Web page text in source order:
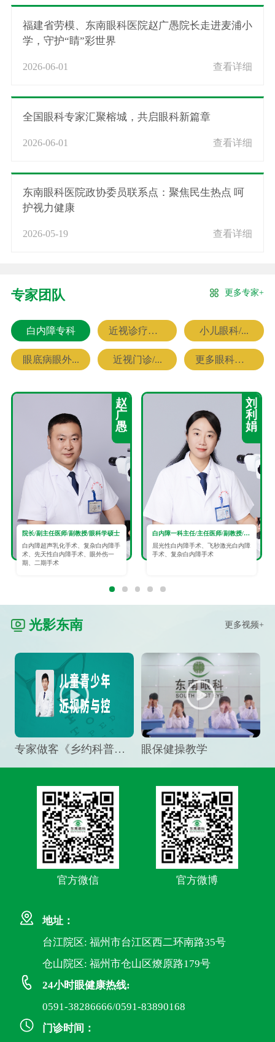
福建省劳模、东南眼科医院赵广愚院长走进麦浦小
学，守护“睛”彩世界
2026-06-01 查看详细
全国眼科专家汇聚榕城，共启眼科新篇章
2026-06-01 查看详细
东南眼科医院政协委员联系点：聚焦民生热点 呵
护视力健康
2026-05-19 查看详细
专家团队 更多专家+
白内障专科 近视诊疗专科 小儿眼科/...
眼底病眼外... 近视门诊/... 更多眼科专家
赵
广
愚
院长/副主任医师/副教授/眼科学硕士
白内障超声乳化手术、复杂白内障手
术、先天性白内障手术、眼外伤一
期、二期手术
刘
利
娟
白内障一科主任/主任医师/副教授/眼科学硕士
屈光性白内障手术、飞秒激光白内障
手术、复杂白内障手术
光影东南 更多视频+
专家做客《乡约科普》栏目，预防孩子近视竟然这么“简单” 眼保健操教学
官方微信 官方微博
地址：
台江院区: 福州市台江区西二环南路35号
仓山院区: 福州市仓山区燎原路179号
24小时眼健康热线:
0591-38286666/0591-83890168
门诊时间：